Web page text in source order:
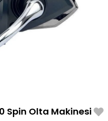
Spin Olta Makinesi